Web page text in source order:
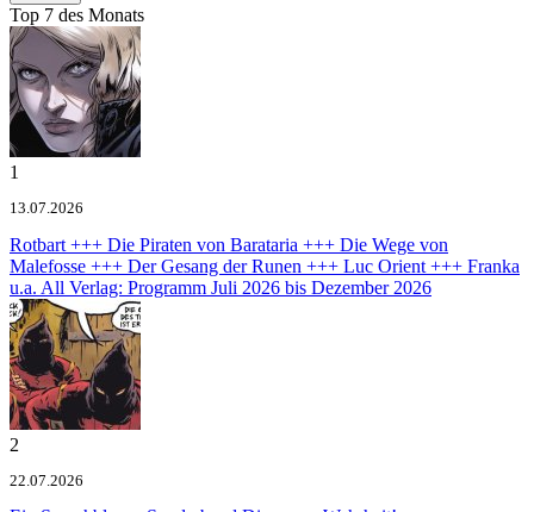
Top 7 des Monats
1
13.07.2026
Rotbart +++ Die Piraten von Barataria +++ Die Wege von
Malefosse +++ Der Gesang der Runen +++ Luc Orient +++ Franka
u.a. All Verlag: Programm Juli 2026 bis Dezember 2026
2
22.07.2026